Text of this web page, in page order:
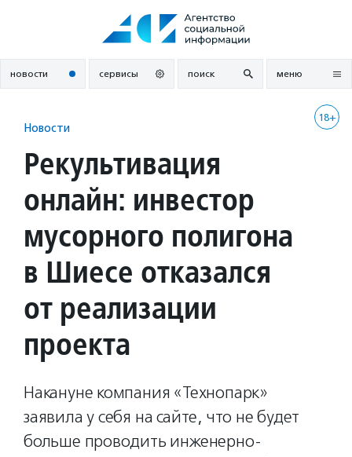
новости сервисы поиск меню
18+
Новости
Рекультивация
онлайн: инвестор
мусорного полигона
в Шиесе отказался
от реализации
проекта
Накануне компания «Технопарк»
заявила у себя на сайте, что не будет
больше проводить инженерно-